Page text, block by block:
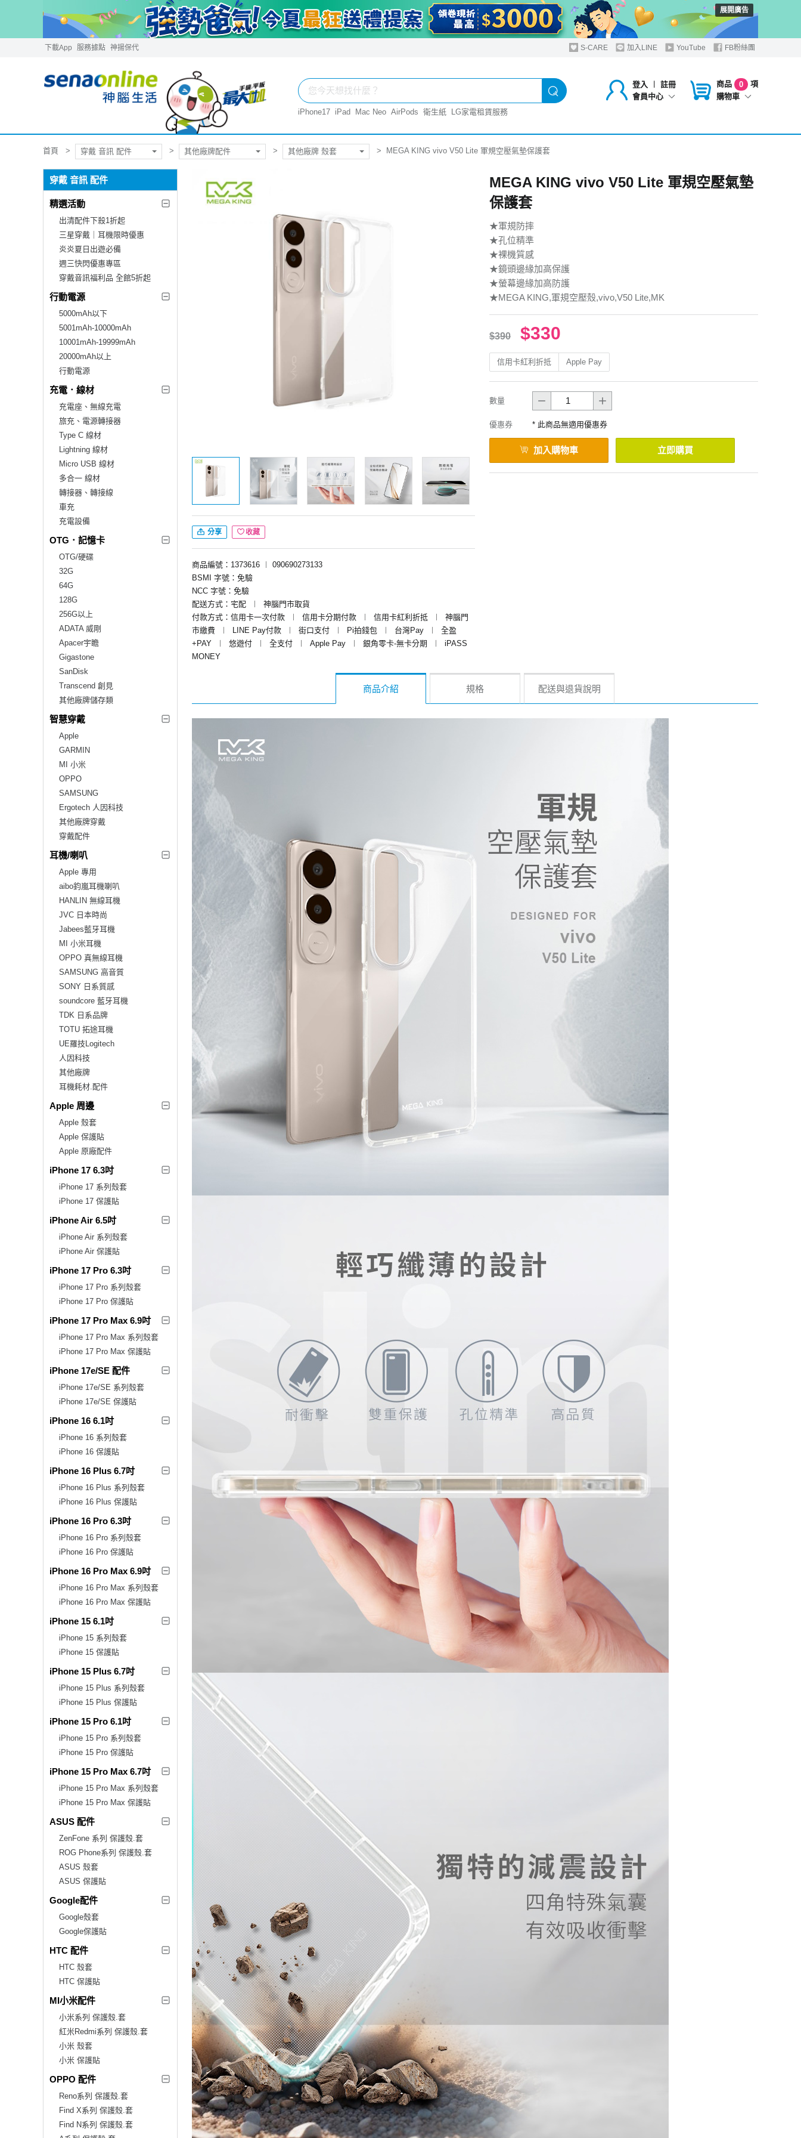
展開廣告
下載App 服務據點 神揚保代 S-CARE 加入LINE YouTube FB粉絲團
登入 ︱
註冊
會員中心
商品 0
項
購物車
iPhone17 iPad Mac Neo AirPods 衛生紙 LG家電租賃服務
首頁 穿戴 音訊 配件 其他廠牌配件 其他廠牌 殼套 MEGA KING vivo V50 Lite 軍規空壓氣墊保護套
穿戴 音訊 配件
精選活動
出清配件下殺1折起
三星穿戴｜耳機限時優惠
炎炎夏日出遊必備
週三快閃優惠專區
穿戴音訊福利品 全館5折起
行動電源
5000mAh以下
5001mAh-10000mAh
10001mAh-19999mAh
20000mAh以上
行動電源
充電．線材
充電座、無線充電
旅充、電源轉接器
Type C 線材
Lightning 線材
Micro USB 線材
多合一 線材
轉接器、轉接線
車充
充電設備
OTG．記憶卡
OTG/硬碟
32G
64G
128G
256G以上
ADATA 威剛
Apacer宇瞻
Gigastone
SanDisk
Transcend 創見
其他廠牌儲存類
智慧穿戴
Apple
GARMIN
MI 小米
OPPO
SAMSUNG
Ergotech 人因科技
其他廠牌穿戴
穿戴配件
耳機/喇叭
Apple 專用
aibo鈞嵐耳機喇叭
HANLIN 無線耳機
JVC 日本時尚
Jabees藍牙耳機
MI 小米耳機
OPPO 真無線耳機
SAMSUNG 高音質
SONY 日系質感
soundcore 藍牙耳機
TDK 日系品牌
TOTU 拓途耳機
UE羅技Logitech
人因科技
其他廠牌
耳機耗材.配件
Apple 周邊
Apple 殼套
Apple 保護貼
Apple 原廠配件
iPhone 17 6.3吋
iPhone 17 系列殼套
iPhone 17 保護貼
iPhone Air 6.5吋
iPhone Air 系列殼套
iPhone Air 保護貼
iPhone 17 Pro 6.3吋
iPhone 17 Pro 系列殼套
iPhone 17 Pro 保護貼
iPhone 17 Pro Max 6.9吋
iPhone 17 Pro Max 系列殼套
iPhone 17 Pro Max 保護貼
iPhone 17e/SE 配件
iPhone 17e/SE 系列殼套
iPhone 17e/SE 保護貼
iPhone 16 6.1吋
iPhone 16 系列殼套
iPhone 16 保護貼
iPhone 16 Plus 6.7吋
iPhone 16 Plus 系列殼套
iPhone 16 Plus 保護貼
iPhone 16 Pro 6.3吋
iPhone 16 Pro 系列殼套
iPhone 16 Pro 保護貼
iPhone 16 Pro Max 6.9吋
iPhone 16 Pro Max 系列殼套
iPhone 16 Pro Max 保護貼
iPhone 15 6.1吋
iPhone 15 系列殼套
iPhone 15 保護貼
iPhone 15 Plus 6.7吋
iPhone 15 Plus 系列殼套
iPhone 15 Plus 保護貼
iPhone 15 Pro 6.1吋
iPhone 15 Pro 系列殼套
iPhone 15 Pro 保護貼
iPhone 15 Pro Max 6.7吋
iPhone 15 Pro Max 系列殼套
iPhone 15 Pro Max 保護貼
ASUS 配件
ZenFone 系列 保護殼.套
ROG Phone系列 保護殼.套
ASUS 殼套
ASUS 保護貼
Google配件
Google殼套
Google保護貼
HTC 配件
HTC 殼套
HTC 保護貼
MI小米配件
小米系列 保護殼.套
紅米Redmi系列 保護殼.套
小米 殼套
小米 保護貼
OPPO 配件
Reno系列 保護殼.套
Find X系列 保護殼.套
Find N系列 保護殼.套
分享 收藏
商品編號：1373616 ︱
090690273133
BSMI 字號：免驗
NCC 字號：免驗
配送方式：宅配
︱
神腦門市取貨
付款方式：信用卡一次付款
︱ 信用卡分期付款 ︱ 信用卡紅利折抵 ︱
神腦門
市繳費
︱ LINE Pay付款 ︱ 街口支付 ︱ Pi拍錢包 ︱ 台灣Pay ︱
全盈
+PAY
︱ 悠遊付 ︱ 全支付 ︱ Apple Pay ︱ 銀角零卡-無卡分期 ︱
iPASS
MONEY
MEGA KING vivo V50 Lite 軍規空壓氣墊
保護套
★軍規防摔
★孔位精準
★裸機質感
★鏡頭邊緣加高保護
★螢幕邊緣加高防護
★MEGA KING,軍規空壓殼,vivo,V50 Lite,MK
$390 $330
信用卡紅利折抵 Apple Pay
數量
優惠券 * 此商品無適用優惠券
加入購物車 立即購買
商品介紹 規格 配送與退貨說明